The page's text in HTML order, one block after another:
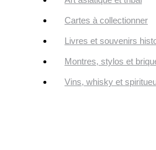
Cartes à collectionner
Livres et souvenirs
Montres, stylos et
Vins, whisky et